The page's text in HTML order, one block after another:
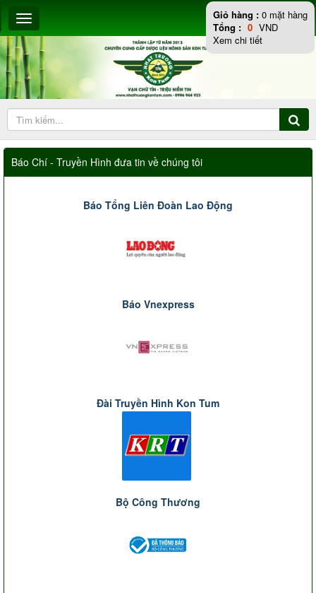
Báo Chí - Truyền Hình đưa tin về chúng tôi
Báo Tổng Liên Đoàn Lao Động
Báo Vnexpress
Đài Truyền Hình Kon Tum
Bộ Công Thương
Giỏ hàng : 0 mặt hàng
Tổng : 0 VND
Xem chi tiết